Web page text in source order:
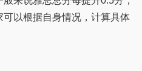
以根据自身情况，计算具体